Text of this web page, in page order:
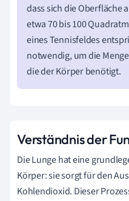
dass sich die Oberfläche
etwa 70 bis 100
eines Tennisfeldes
notwendig, um die
die der Körper benötigt.
Verständnis der
Die Lunge hat eine
Körper: sie sorgt für den
Kohlendioxid. Dieser